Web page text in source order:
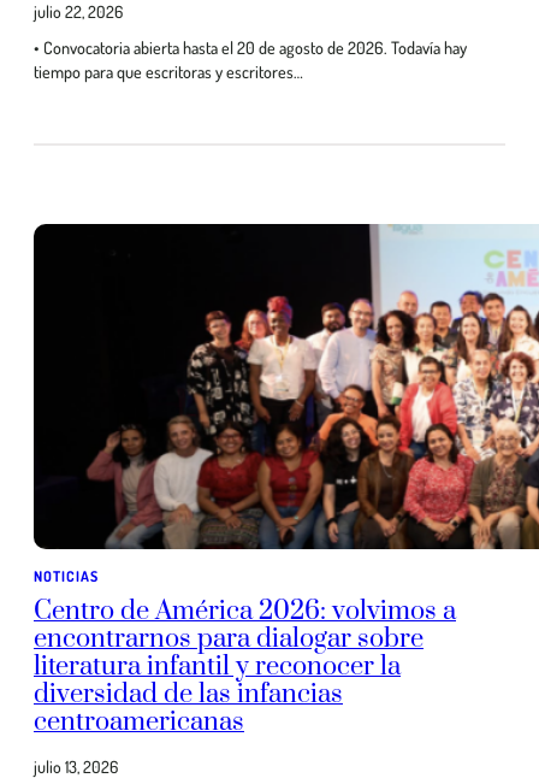
julio 22, 2026
• Convocatoria abierta hasta el 20 de agosto de 2026. Todavía hay
tiempo para que escritoras y escritores…
NOTICIAS
Centro de América 2026: volvimos a
encontrarnos para dialogar sobre
literatura infantil y reconocer la
diversidad de las infancias
centroamericanas
julio 13, 2026